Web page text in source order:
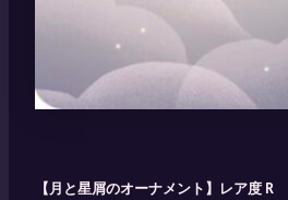
【月と星屑のオーナメント】レア度 R